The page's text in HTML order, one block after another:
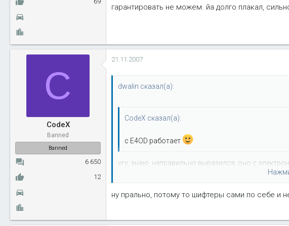
гарантировать не можем. йа долго плакал,
C
CodeX
Banned
Banned
6 650
12
21.11.2007
dwalin сказал(а):
CodeX сказал(а):
c E4OD работает
угу, знаю. неправильно выразился. оно с
ты читал
гарантировать не можем. йа долго плакал,
ну прально, потому то шифтеры сами по себе и